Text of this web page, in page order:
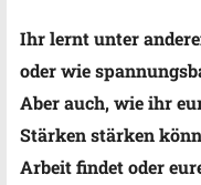
Ihr lernt unter
oder wie
Aber auch, wie ihr
Stärken stärken
Arbeit findet oder